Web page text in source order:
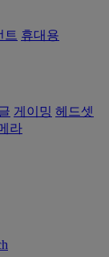
트 휴대용
게이밍 헤드셋
라